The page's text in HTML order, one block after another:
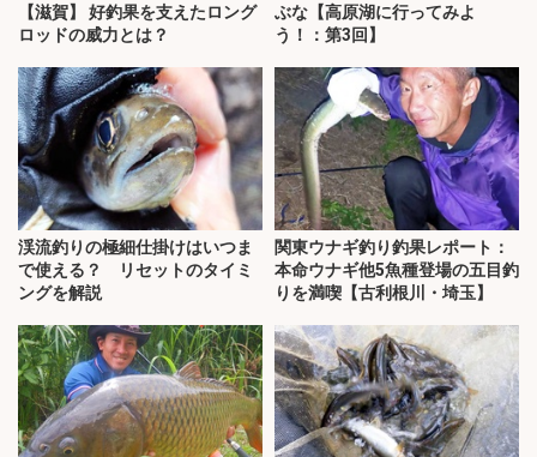
【滋賀】 好釣果を支えたロング
ロッドの威力とは？
ぶな【高原湖に行ってみよ
う！：第3回】
渓流釣りの極細仕掛けはいつま
で使える？ リセットのタイミ
ングを解説
関東ウナギ釣り釣果レポート：
本命ウナギ他5魚種登場の五目釣
りを満喫【古利根川・埼玉】